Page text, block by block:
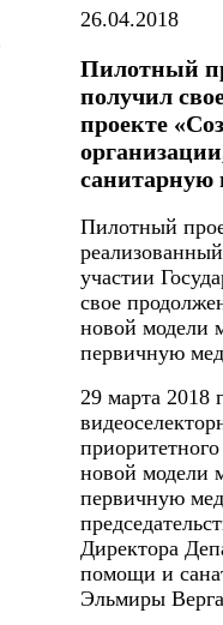
26.04.2018
Пилотный
получил
проекте
Пилотный
участии
свое
новой модели
первичную
29 марта 2018
новой модели
первичную
Директора
помощи и
Эльмиры